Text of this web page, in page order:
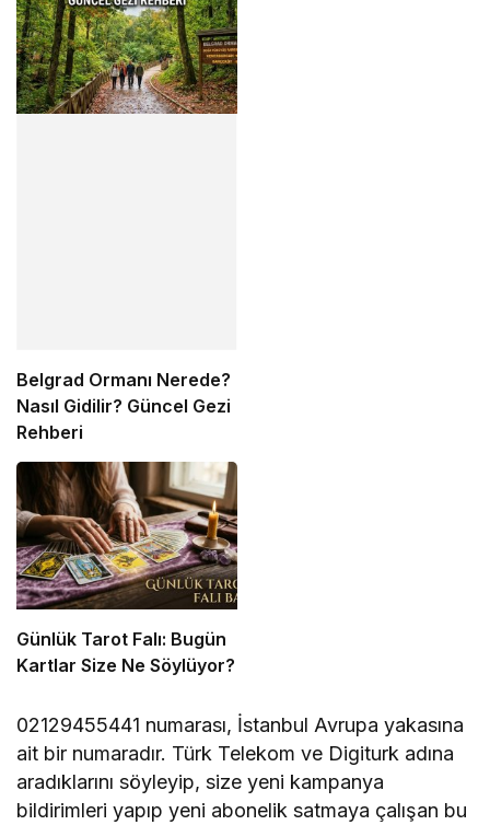
Belgrad Ormanı Nerede?
Nasıl Gidilir? Güncel Gezi
Rehberi
Günlük Tarot Falı: Bugün
Kartlar Size Ne Söylüyor?
02129455441 numarası, İstanbul Avrupa yakasına
ait bir numaradır. Türk Telekom ve Digiturk adına
aradıklarını söyleyip, size yeni kampanya
bildirimleri yapıp yeni abonelik satmaya çalışan bu